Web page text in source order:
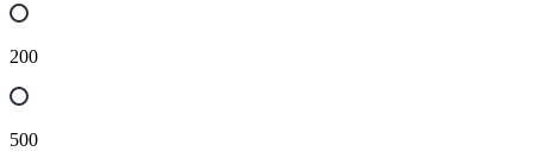
200
500